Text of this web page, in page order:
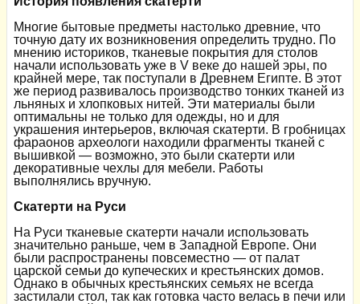
Многие бытовые предметы настолько древние, что
точную дату их возникновения определить трудно. По
мнению историков, тканевые покрытия для столов
начали использовать уже в V веке до нашей эры, по
крайней мере, так поступали в Древнем Египте. В этот
же период развивалось производство тонких тканей из
льняных и хлопковых нитей. Эти материалы были
оптимальны не только для одежды, но и для
украшения интерьеров, включая скатерти. В гробницах
фараонов археологи находили фрагменты тканей с
вышивкой — возможно, это были скатерти или
декоративные чехлы для мебели. Работы
выполнялись вручную.
Скатерти на Руси
На Руси тканевые скатерти начали использовать
значительно раньше, чем в Западной Европе. Они
были распространены повсеместно — от палат
царской семьи до купеческих и крестьянских домов.
Однако в обычных крестьянских семьях не всегда
застилали стол, так как готовка часто велась в печи или